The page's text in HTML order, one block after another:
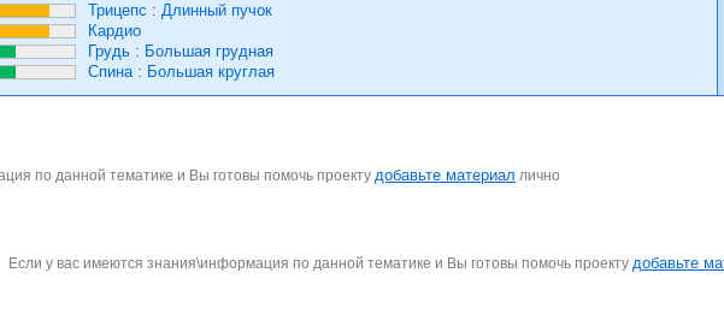
Трицепс : Длинный пучок
Кардио
Грудь : Большая грудная
Спина: Большая круглая
по данной тематике и Вы готовы помочь проекту добавьте материал лично
Если у вас имеются знания\информация по данной тематике и Вы готовы помочь проекту добавьте